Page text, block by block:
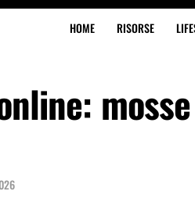
HOME RISORSE